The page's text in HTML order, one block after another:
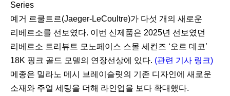
Series
예거 르쿨트르(Jaeger-LeCoultre)가 다섯 개의 새로운
리베르소를 선보였다. 이번 신제품은 2025년 선보였던
리베르소 트리뷰트 모노페이스 스몰 세컨즈 ‘오르 데코’
18K 핑크 골드 모델의 연장선상에 있다. (관련 기사 링크)
메종은 밀라노 메시 브레이슬릿의 기존 디자인에 새로운
소재와 주얼 세팅을 더해 라인업을 보다 확대했다.